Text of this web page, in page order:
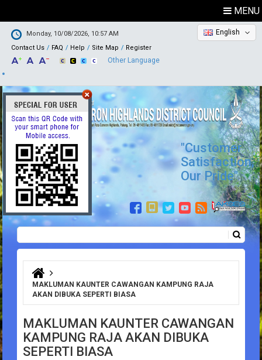
MENU
Monday, 10/08/2026, 10:57 AM
Contact Us
FAQ Help Site Map Register
English
Other Language
"Customer
Satisfaction,
Our Pride"
Search form
You are here
MAKLUMAN KAUNTER CAWANGAN KAMPUNG RAJA
AKAN DIBUKA SEPERTI BIASA
MAKLUMAN KAUNTER CAWANGAN
KAMPUNG RAJA AKAN DIBUKA
SEPERTI BIASA